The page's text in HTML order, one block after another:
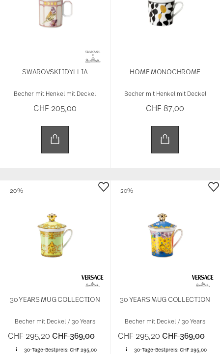
SWAROVSKI IDYLLIA
Becher mit Henkel mit Deckel
CHF 205,00
HOME MONOCHROME
Becher mit Henkel mit Deckel
CHF 87,00
30 YEARS MUG COLLECTION
Becher mit Deckel / 30 Years
CHF 295,20Price reduced from
CHF 369,00to
30-Tage-Bestpreis: CHF 295,00
-20%
30 YEARS MUG COLLECTION
Becher mit Deckel / 30 Years
CHF 295,20Price reduced
CHF 369,00to
30-Tage-Bestpreis:CHF 295,00
-20%